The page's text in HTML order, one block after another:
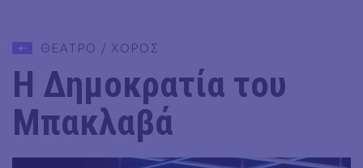
ΘΕΑΤΡΟ / ΧΟΡΟΣ
Η Δημοκρατία του
Μπακλαβά